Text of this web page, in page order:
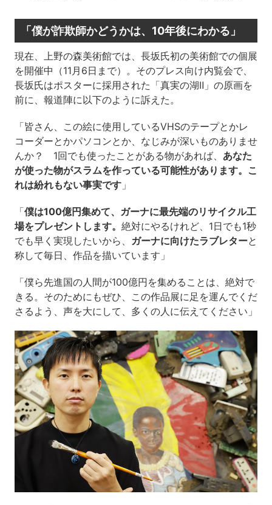
「僕が詐欺師かどうかは、10年後にわかる」
現在、上野の森美術館では、長坂氏初の美術館での個展
を開催中（11月6日まで）。そのプレス向け内覧会で、
長坂氏はポスターに採用された「真実の湖Ⅱ」の原画を
前に、報道陣に以下のように訴えた。
「皆さん、この絵に使用しているVHSのテープとかレ
コーダーとかパソコンとか、なじみが深いものありませ
んか？ 1回でも使ったことがある物があれば、 あなた
が使った物がスラムを作っている可能性があります。こ
れは紛れもない事実です」
「僕は100億円集めて、ガーナに最先端のリサイクル工
場をプレゼントします。 絶対にやるけれど、1日でも1秒
でも早く実現したいから、
ガーナに向けたラブレターと
称して毎日、作品を描いています」
「僕ら先進国の人間が100億円を集めることは、絶対で
きる。そのためにもぜひ、この作品展に足を運んでくだ
さるよう、声を大にして、多くの人に伝えてください」